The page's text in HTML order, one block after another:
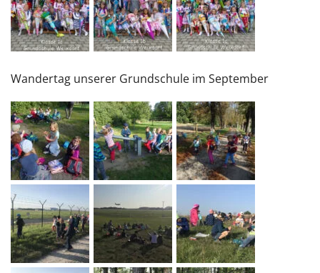
Wandertag unserer Grundschule im September